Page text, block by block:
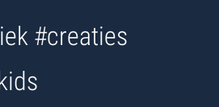
#creaties